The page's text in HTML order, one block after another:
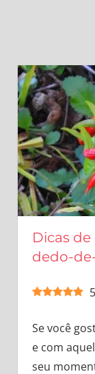
Dicas
dedo-
5
Se você
e com
seu